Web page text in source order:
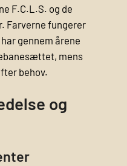
F.C.L.S. og de
Farverne fungerer
gennem årene
mens
behov.
og